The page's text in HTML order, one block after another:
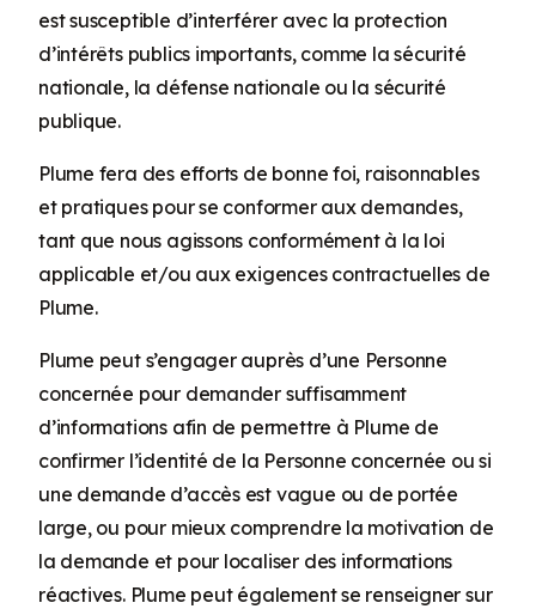
est susceptible d’interférer avec la protection
d’intérêts publics importants, comme la sécurité
nationale, la défense nationale ou la sécurité
publique.
Plume fera des efforts de bonne foi, raisonnables
et pratiques pour se conformer aux demandes,
tant que nous agissons conformément à la loi
applicable et/ou aux exigences contractuelles de
Plume.
Plume peut s’engager auprès d’une Personne
concernée pour demander suffisamment
d’informations afin de permettre à Plume de
confirmer l’identité de la Personne concernée ou si
une demande d’accès est vague ou de portée
large, ou pour mieux comprendre la motivation de
la demande et pour localiser des informations
réactives. Plume peut également se renseigner sur